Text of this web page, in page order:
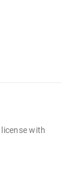
license with